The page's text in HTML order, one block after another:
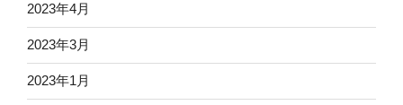
2023年4月
2023年3月
2023年1月